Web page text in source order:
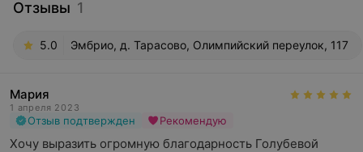
Отзывы 1
5.0 Эмбрио, д. Тарасово, Олимпийский переулок, 117
Мария
1 апреля 2023
Отзыв подтвержден Рекомендую
Хочу выразить огромную благодарность Голубевой